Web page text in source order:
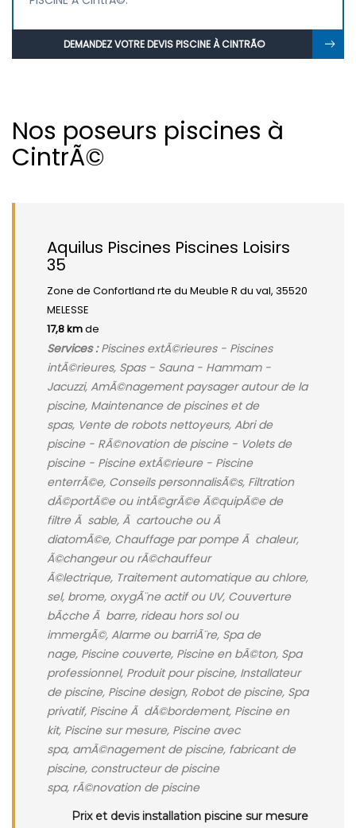
DEMANDEZ VOTRE DEVIS PISCINE À CINTRÃ©
Nos poseurs piscines à
CintrÃ©
Aquilus Piscines Piscines Loisirs
35
Zone de Confortland rte du Meuble R du val, 35520
MELESSE
17,8 kmde
Services :Piscines extÃ©rieures - Piscines
intÃ©rieures, Spas - Sauna - Hammam -
Jacuzzi, AmÃ©nagement paysager autour de la
piscine, Maintenance de piscines et de
spas, Vente de robots nettoyeurs, Abri de
piscine - RÃ©novation de piscine - Volets de
piscine - Piscine extÃ©rieure - Piscine
enterrÃ©e, Conseils personnalisÃ©s, Filtration
dÃ©portÃ©e ou intÃ©grÃ©e Ã©quipÃ©e de
filtre Ã sable, Ã cartouche ou Ã
diatomÃ©e, Chauffage par pompe Ã chaleur,
Ã©changeur ou rÃ©chauffeur
Ã©lectrique, Traitement automatique au chlore,
sel, brome, oxygÃ¨ne actif ou UV, Couverture
bÃ¢che Ã barre, rideau hors sol ou
immergÃ©, Alarme ou barriÃ¨re, Spa de
nage, Piscine couverte, Piscine en bÃ©ton, Spa
professionnel, Produit pour piscine, Installateur
de piscine, Piscine design, Robot de piscine, Spa
privatif, Piscine Ã dÃ©bordement, Piscine en
kit, Piscine sur mesure, Piscine avec
spa, amÃ©nagement de piscine, fabricant de
piscine, constructeur de piscine
spa, rÃ©novation de piscine
Prix et devis installation piscine sur mesure